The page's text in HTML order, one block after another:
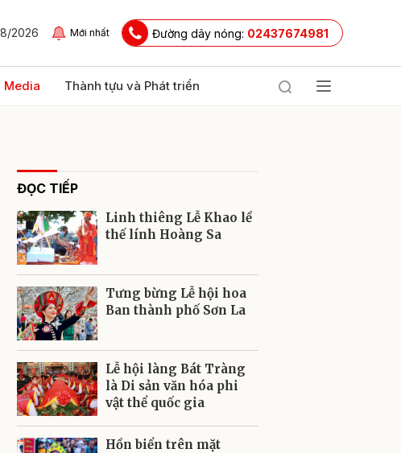
2026 Mới nhất Đường dây nóng: 02437674981
Media Thành tựu và Phát triển
ĐỌC TIẾP
Linh thiêng Lễ Khao lề
thế lính Hoàng Sa
Tưng bừng Lễ hội hoa
Ban thành phố Sơn La
Lễ hội làng Bát Tràng
là Di sản văn hóa phi
vật thể quốc gia
Hồn biển trên mặt
Gửi